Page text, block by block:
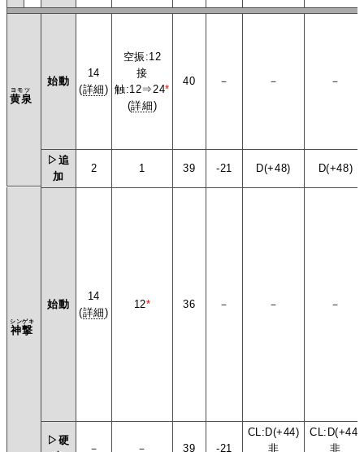
黄泉
ヨモツ
始動
14
(詳細)
空振:12
接
触:12⇒24*
(詳細)
40 － － －
▷追
加
2 1 39 -21 D(+48) D(+48)
神撃
シンゲキ
始動
14
(詳細)
12* 36 － － －
▷硬
－ － 39 -21
CL:D(+44)
非
CL:D(+44)
非